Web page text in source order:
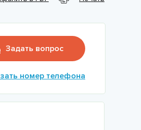
Задать вопрос
номер телефона